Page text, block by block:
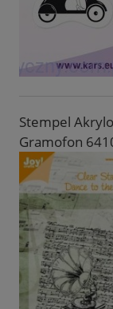
Stempel
Gramofon